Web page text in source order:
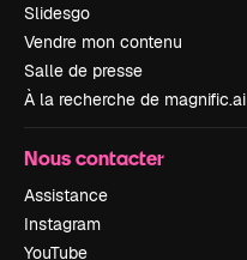
Slidesgo
Vendre mon contenu
Salle de presse
À la recherche de magnific.ai
Nous contacter
Assistance
Instagram
YouTube